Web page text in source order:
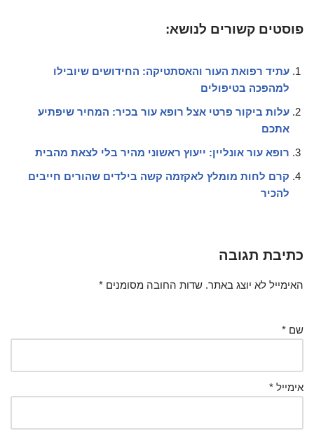
פוסטים קשורים לנושא:
עתיד רפואת העור והאסתטיקה: החידושים שיובילו
למהפכה בטיפולים
עלות ביקור פרטי אצל רופא עור בכיר: המחיר שיפתיע
אתכם
רופא עור אונליין: ייעוץ ראשוני מהיר בלי לצאת מהבית
קרם לחות מומלץ לאקזמה קשה בילדים שהורים חייבים
להכיר
כתיבת תגובה
האימייל לא יוצג באתר. שדות החובה מסומנים *
שם *
אימייל *